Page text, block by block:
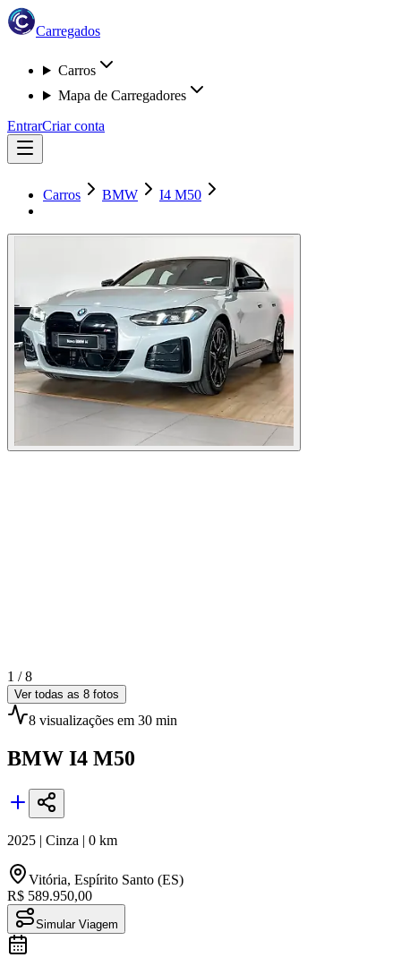
Carregados
Carros
Mapa de Carregadores
EntrarCriar conta
Carros BMW I4 M50
1 /8
Ver todas as 8 fotos
8 visualizações em 30 min
BMW I4 M50
2025 | Cinza | 0 km
Vitória, Espírito Santo (ES)
R$ 589.950,00
Simular Viagem